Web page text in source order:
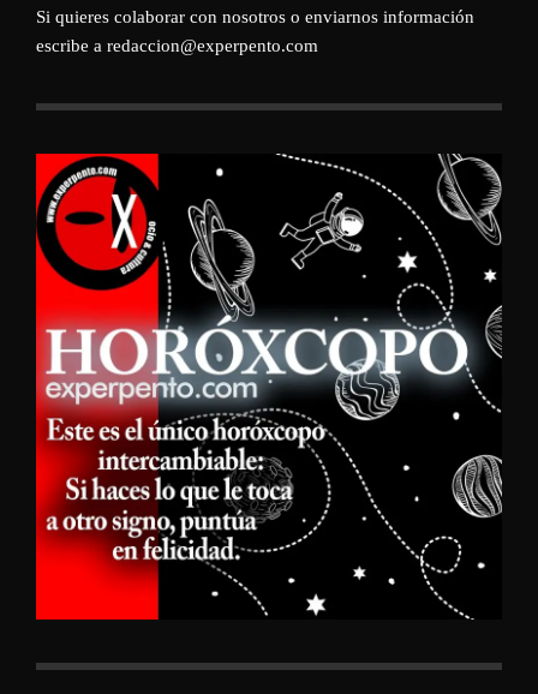
Si quieres colaborar con nosotros o enviarnos información
escribe a redaccion@experpento.com